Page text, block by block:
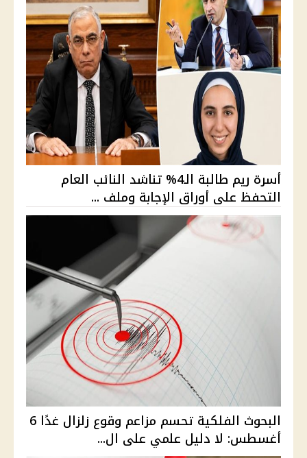
أسرة ريم طالبة الـ4% تناشد النائب العام
التحفظ على أوراق الإجابة وملف ...
البحوث الفلكية تحسم مزاعم وقوع زلزال غدًا 6
أغسطس: لا دليل علمي على ال...